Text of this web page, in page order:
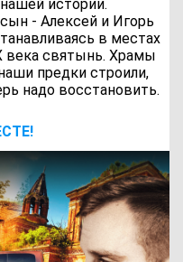
истории.
- Алексей и Игорь
в местах
века святынь. Храмы
предки строили,
надо восстановить.